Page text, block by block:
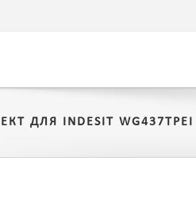
ДЛЯ INDESIT WG437TPEI